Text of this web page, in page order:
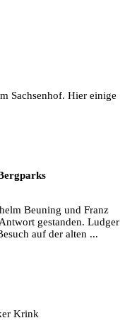
Sachsenhof. Hier einige
Beuning und Franz
gestanden. Ludger
auf der alten ...
Krink